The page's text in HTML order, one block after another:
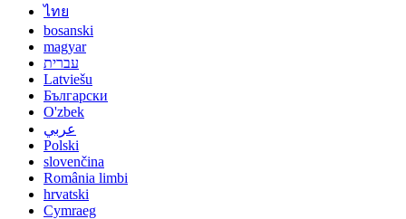
ไทย
bosanski
magyar
עברית
Latviešu
Български
O'zbek
عربي
Polski
slovenčina
România limbi
hrvatski
Cymraeg